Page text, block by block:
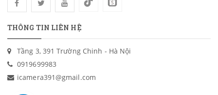
THÔNG TIN LIÊN HỆ
Tầng 3, 391 Trường Chinh - Hà Nội
0919699983
icamera391@gmail.com